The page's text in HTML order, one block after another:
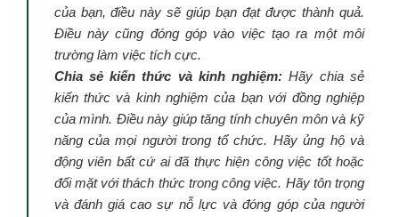
của bạn, điều này sẽ giúp bạn đạt được thành quả.
Điều này cũng đóng góp vào việc tạo ra một môi
trường làm việc tích cực.
Chia sẻ kiến thức và kinh nghiệm: Hãy chia sẻ
kiến thức và kinh nghiệm của bạn với đồng nghiệp
của mình. Điều này giúp tăng tính chuyên môn và kỹ
năng của mọi người trong tổ chức. Hãy ủng hộ và
động viên bất cứ ai đã thực hiện công việc tốt hoặc
đối mặt với thách thức trong công việc. Hãy tôn trọng
và đánh giá cao sự nỗ lực và đóng góp của người